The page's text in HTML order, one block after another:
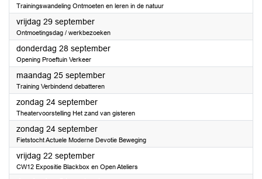
Trainingswandeling Ontmoeten en leren in de natuur
vrijdag 29 september2023
Ontmoetingsdag / werkbezoeken
donderdag 28 september2023
Opening Proeftuin Verkeer
maandag 25 september2023
Training Verbindend debatteren
zondag 24 september2023
Theatervoorstelling Het zand van gisteren
zondag 24 september2023
Fietstocht Actuele Moderne Devotie Beweging
vrijdag 22 september2023
CW12 Expositie Blackbox en Open Ateliers